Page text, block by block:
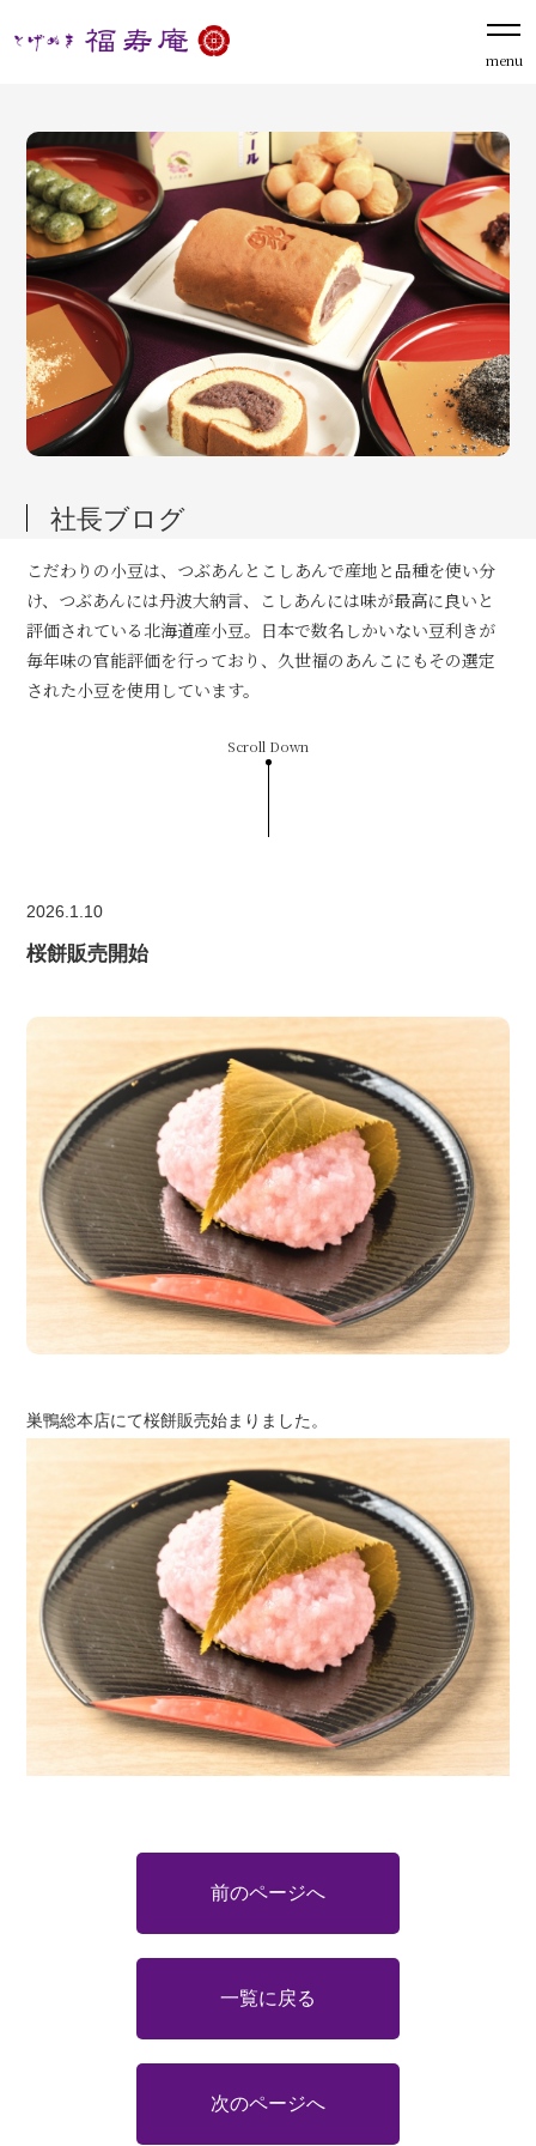
menu
社長ブログ
こだわりの小豆は、つぶあんとこしあんで産地と品種を使い分
け、つぶあんには丹波大納言、こしあんには味が最高に良いと
評価されている北海道産小豆。日本で数名しかいない豆利きが
毎年味の官能評価を行っており、久世福のあんこにもその選定
された小豆を使用しています。
Scroll Down
2026.1.10
桜餅販売開始
巣鴨総本店にて桜餅販売始まりました。
前のページへ
一覧に戻る
次のページへ